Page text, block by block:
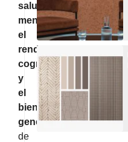
salud
mental,
el
rendimiento
cognitivo
y
el
bienestar
general
de